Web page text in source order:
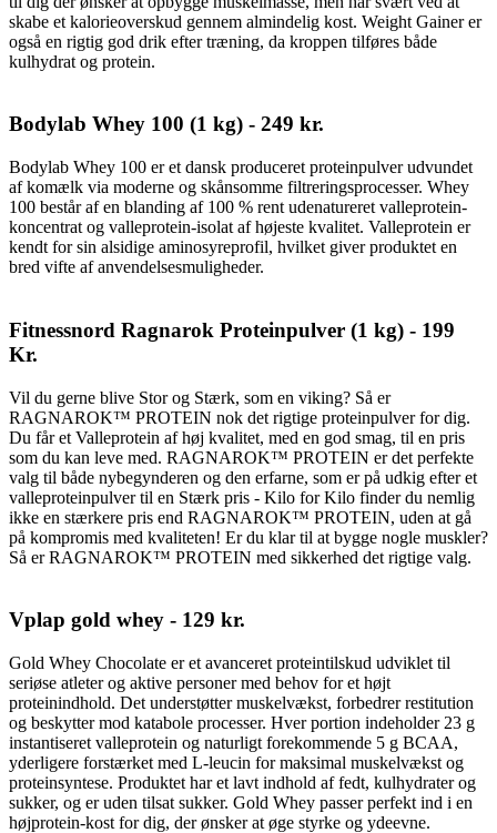
skabe et kalorieoverskud gennem almindelig kost. Weight Gainer er
også en rigtig god drik efter træning, da kroppen tilføres både
kulhydrat og protein.
Bodylab Whey 100 (1 kg) - 249 kr.
Bodylab Whey 100 er et dansk produceret proteinpulver udvundet
af komælk via moderne og skånsomme filtreringsprocesser. Whey
100 består af en blanding af 100 % rent udenatureret valleprotein-
koncentrat og valleprotein-isolat af højeste kvalitet. Valleprotein er
kendt for sin alsidige aminosyreprofil, hvilket giver produktet en
bred vifte af anvendelsesmuligheder.
Fitnessnord Ragnarok Proteinpulver (1 kg) - 199
Kr.
Vil du gerne blive Stor og Stærk, som en viking? Så er
RAGNAROK™ PROTEIN nok det rigtige proteinpulver for dig.
Du får et Valleprotein af høj kvalitet, med en god smag, til en pris
som du kan leve med. RAGNAROK™ PROTEIN er det perfekte
valg til både nybegynderen og den erfarne, som er på udkig efter et
valleproteinpulver til en Stærk pris - Kilo for Kilo finder du nemlig
ikke en stærkere pris end RAGNAROK™ PROTEIN, uden at gå
på kompromis med kvaliteten! Er du klar til at bygge nogle muskler?
Så er RAGNAROK™ PROTEIN med sikkerhed det rigtige valg.
Vplap gold whey - 129 kr.
Gold Whey Chocolate er et avanceret proteintilskud udviklet til
seriøse atleter og aktive personer med behov for et højt
proteinindhold. Det understøtter muskelvækst, forbedrer restitution
og beskytter mod katabole processer. Hver portion indeholder 23 g
instantiseret valleprotein og naturligt forekommende 5 g BCAA,
yderligere forstærket med L-leucin for maksimal muskelvækst og
proteinsyntese. Produktet har et lavt indhold af fedt, kulhydrater og
sukker, og er uden tilsat sukker. Gold Whey passer perfekt ind i en
højprotein-kost for dig, der ønsker at øge styrke og ydeevne.